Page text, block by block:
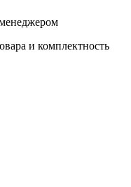
и комплектность